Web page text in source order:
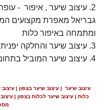
2. עיצוב שיער , איפור -
גבריאל מאפרת מקצועים
ומתמחה באיפור כלות
3. עיצוב שיער והחלקה יפנית
4. עיצוב שיער המוביל בתחום עיצוב שיער
עיצוב שיער | עיצוב שיער בצפון |